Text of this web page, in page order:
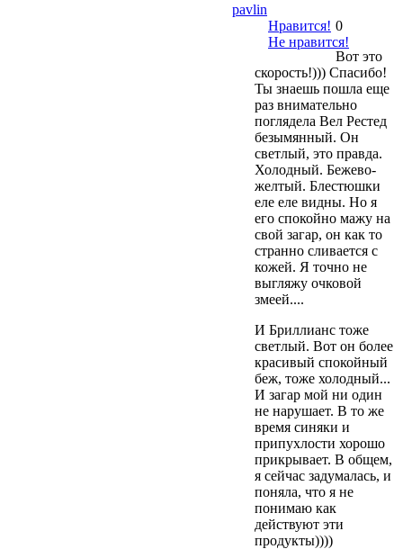
pavlin
Нравится!
Не нравится!
0
Вот это
скорость!))) Спасибо!
Ты знаешь пошла еще
раз внимательно
поглядела Вел Рестед
безымянный. Он
светлый, это правда.
Холодный. Бежево-
желтый. Блестюшки
еле еле видны. Но я
его спокойно мажу на
свой загар, он как то
странно сливается с
кожей. Я точно не
выгляжу очковой
змеей....
И Бриллианс тоже
светлый. Вот он более
красивый спокойный
беж, тоже холодный...
И загар мой ни один
не нарушает. В то же
время синяки и
припухлости хорошо
прикрывает. В общем,
я сейчас задумалась, и
поняла, что я не
понимаю как
действуют эти
продукты))))